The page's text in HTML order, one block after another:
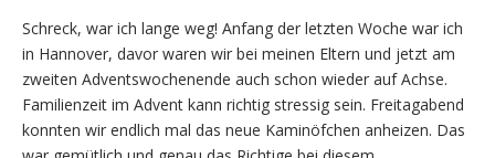
Schreck, war ich lange weg! Anfang der letzten Woche war ich
in Hannover, davor waren wir bei meinen Eltern und jetzt am
zweiten Adventswochenende auch schon wieder auf Achse.
Familienzeit im Advent kann richtig stressig sein. Freitagabend
konnten wir endlich mal das neue Kaminöfchen anheizen. Das